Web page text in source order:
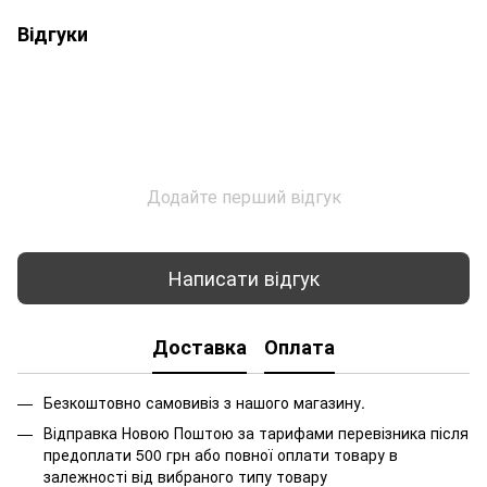
Відгуки
Додайте перший відгук
Написати відгук
Доставка Оплата
Безкоштовно самовивіз з нашого магазину.
Відправка Новою Поштою за тарифами перевізника після
предоплати 500 грн або повної оплати товару в
залежності від вибраного типу товару